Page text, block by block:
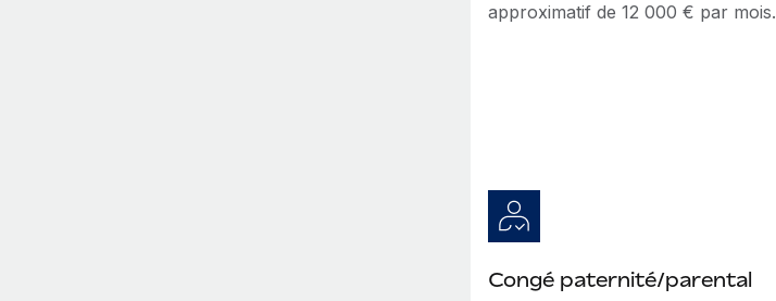
approximatif de 12 000 € par mois.
Congé paternité/parental